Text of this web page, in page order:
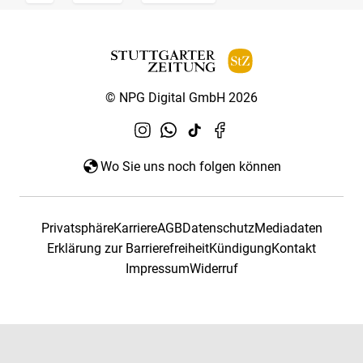
© NPG Digital GmbH 2026
Wo Sie uns noch folgen können
PrivatsphäreKarriereAGBDatenschutzMediadaten
Erklärung zur BarrierefreiheitKündigungKontakt
ImpressumWiderruf